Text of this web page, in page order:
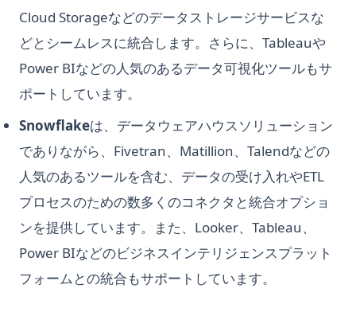
Unleashing the Power of AutoGPT Plugins: A
Comprehensive Guide
Unraveling the 'ChatGPT Something Went Wrong'
Conundrum: Your Ultimate Troubleshooting Guide
Visual ChatGPT: Generate and Manipulate Images through
Multi-Modal Interactions
Visual ChatGPT：マルチモーダルインタラクションを通じた画
Detect AI Content
Why is ChatGPT Slow? It Might Not Be Your Fault
「Let Me GPT That For You」：面白いツールが実際に機能する
Literals
Python f-string：フォーマット済み文字列リテラルの完全ガイ
ド
Python heapq: Priority Queues and Heap Operations Made
Simple
Python heapq：優先度キューとヒープ操作をシンプルに
Python itertools: Complete Guide to Iterator Building Blocks
Python map() Function: Transform Iterables with Examples
Python map()関数：例で学ぶイテラブルの変換
Python match-case：構造的パターンマッチングを解説
（Python 3.10+）
Python os Module: File and Directory Operations Guide
Cloud Storageなどのデータストレージサービスな
どとシームレスに統合します。さらに、Tableauや
Power BIなどの人気のあるデータ可視化ツールもサ
ポートしています。
Snowflakeは、データウェアハウスソリューション
でありながら、Fivetran、Matillion、Talendなどの
人気のあるツールを含む、データの受け入れやETL
プロセスのための数多くのコネクタと統合オプショ
ンを提供しています。また、Looker、Tableau、
Power BIなどのビジネスインテリジェンスプラット
フォームとの統合もサポートしています。